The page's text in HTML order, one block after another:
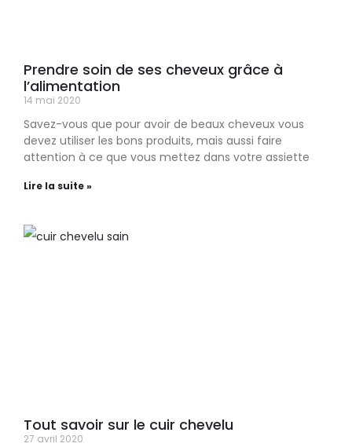
Prendre soin de ses cheveux grâce à
l’alimentation
14 mai 2020
Savez-vous que pour avoir de beaux cheveux vous
devez utiliser les bons produits, mais aussi faire
attention à ce que vous mettez dans votre assiette
Lire la suite »
Tout savoir sur le cuir chevelu
27 avril 2020